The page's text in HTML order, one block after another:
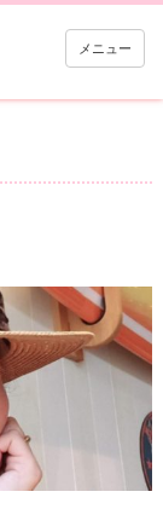
メニュー